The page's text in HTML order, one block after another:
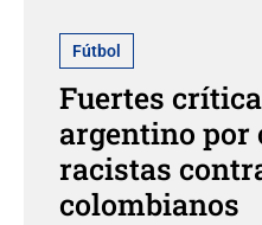
Fútbol
Fuertes
argentino por
racistas
colombianos